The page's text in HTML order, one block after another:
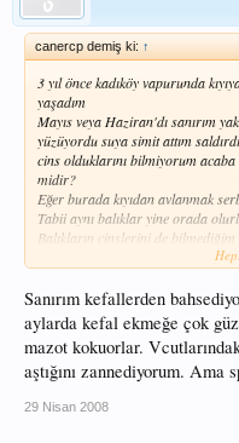
canercp demiş ki: ↑
3 yıl önce kadıköy vapurunda
yaşadım
Mayıs veya Haziran'dı sanırım
yüzüyordu suya simit attım
cins olduklarını bilmiyorum
midir?
Eğer burada kıyıdan avlanmak
Tabii aynı balıklar yine orada
Balıkların cinslerini de bilmediğim
olamayacağım. Eğer bu konuda
Saygılar...
Sanırım kefallerden
aylarda kefal ekmeğe çok
mazot kokuorlar.
aştığını zannediyorum. Ama
29 Nisan 2008